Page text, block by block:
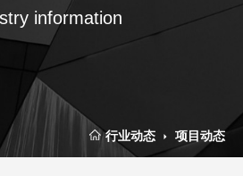
information
行业动态 项目动态